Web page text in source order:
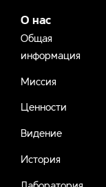
О нас
Общая
информация
Миссия
Ценности
Видение
История